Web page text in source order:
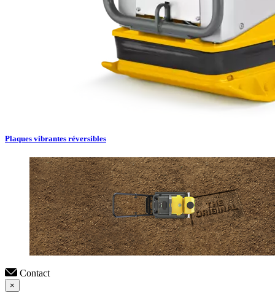
Plaques vibrantes réversibles
Contact
×